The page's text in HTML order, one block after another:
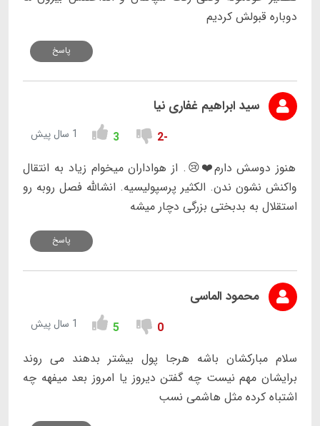
دوباره قبولش کردیم
پاسخ
سید ابراهیم غفاری نیا
-2
3 1 سال پیش
هنوز دوسش دارم❤️😢. از هواداران میخوام زیاد به انتقال
واکنش نشون ندن. الکثیر پرسپولیسیه. انشالله فصل روبه رو
استقلال به بدبختی بزرگی دچار میشه
پاسخ
محمود الماسی
0
5 1 سال پیش
سلام مبارکشان باشه هرجا پول بیشتر بدهند می روند
برایشان مهم نیست چه گفتن دیروز یا امروز بعد میفهه چه
اشتباه کرده مثل هاشمی نسب